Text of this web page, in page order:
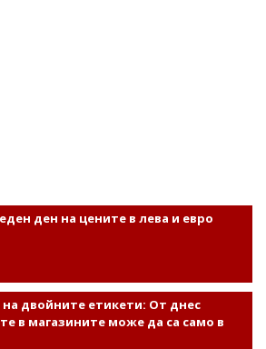
ден на цените в лева и евро
на двойните етикети: От днес
в магазините може да са само в